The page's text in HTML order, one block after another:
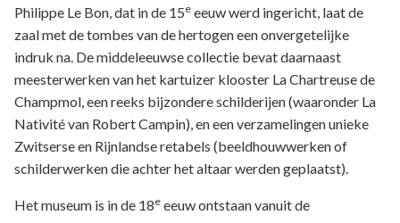
Philippe Le Bon, dat in de 15e eeuw werd ingericht, laat de
zaal met de tombes van de hertogen een onvergetelijke
indruk na. De middeleeuwse collectie bevat daarnaast
meesterwerken van het kartuizer klooster La Chartreuse de
Champmol, een reeks bijzondere schilderijen (waaronder La
Nativité van Robert Campin), en een verzamelingen unieke
Zwitserse en Rijnlandse retabels (beeldhouwwerken of
schilderwerken die achter het altaar werden geplaatst).
Het museum is in de 18e eeuw ontstaan vanuit de